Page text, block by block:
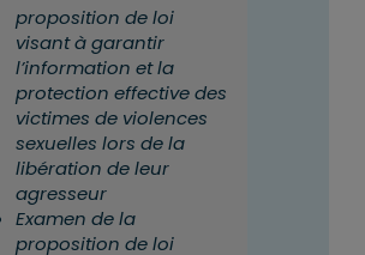
proposition de loi
visant à garantir
l’information et la
protection effective des
victimes de violences
sexuelles lors de la
libération de leur
agresseur
Examen de la
proposition de loi